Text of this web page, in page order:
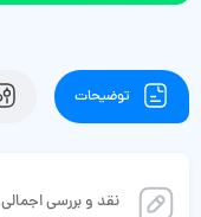
توضیحات
نقد و بررسی اجمالی